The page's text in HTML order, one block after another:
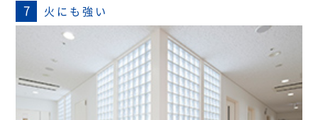
7 火にも強い